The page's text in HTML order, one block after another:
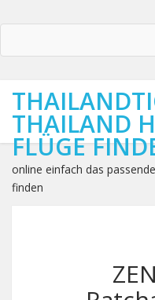
THAILAND
FLÜGE
online einfach das
finden